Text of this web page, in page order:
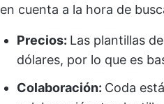
en cuenta a la hora de
Precios: Las plantillas
dólares, por lo que es
Colaboración: Coda